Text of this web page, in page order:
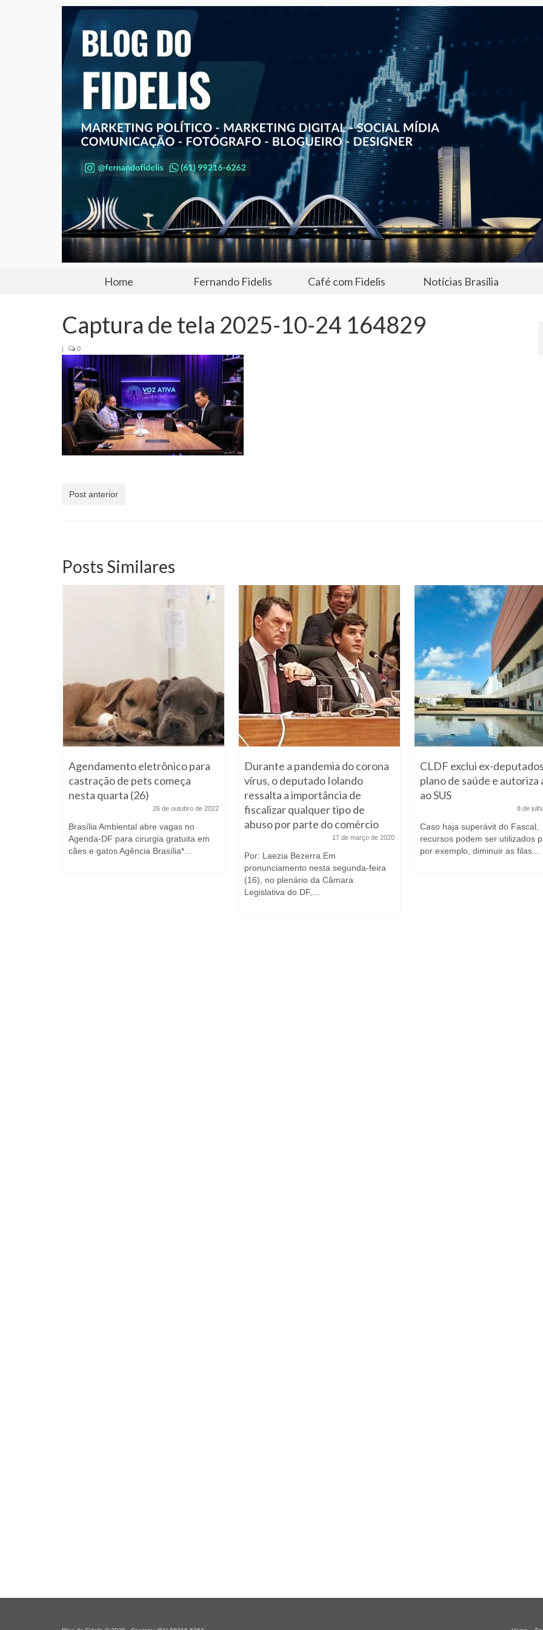
Home Fernando Fidelis Café com Fidelis Notícias Brasília
Captura de tela 2025-10-24 164829
| 0
Post anterior
Posts Similares
Agendamento eletrônico para
castração de pets começa
nesta quarta (26)
26 de outubro de 2022
Brasília Ambiental abre vagas no
Agenda-DF para cirurgia gratuita em
cães e gatos Agência Brasília*...
Durante a pandemia do corona
vírus, o deputado Iolando
ressalta a importância de
fiscalizar qualquer tipo de
abuso por parte do comércio
17 de março de 2020
Por: Laezia Bezerra Em
pronunciamento nesta segunda-feira
(16), no plenário da Câmara
Legislativa do DF,...
CLDF exclui ex-
plano de saúde e autoriza
ao SUS
8 de
Caso haja superávit do Fascal,
recursos podem ser utilizados
por exemplo, diminuir as filas...